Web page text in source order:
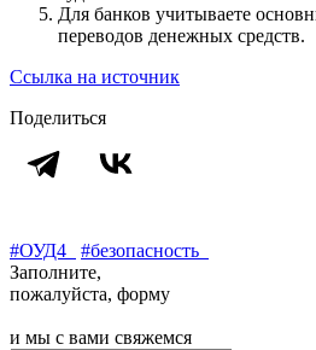
Для банков учитываете
переводов денежных средств.
Ссылка на источник
Поделиться
#ОУД4
#безопасность
Заполните,
пожалуйста, форму
и мы с вами свяжемся